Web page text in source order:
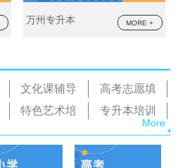
万州专升本 MORE +
文化课辅导
高考志愿填
特色艺术培 专升本培训
More